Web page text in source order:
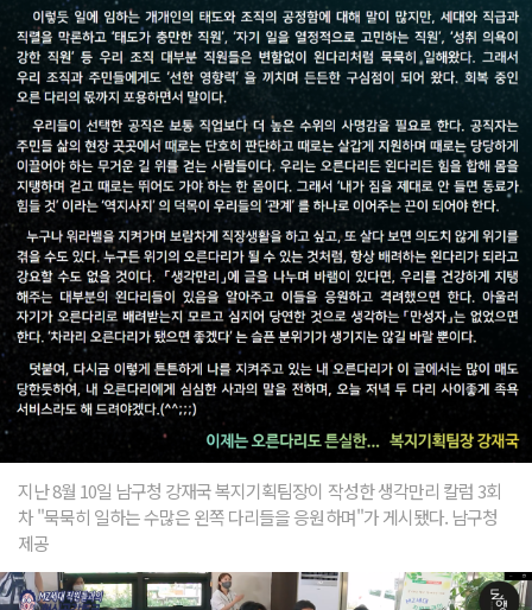
지난 8월 10일 남구청 강재국 복지기획팀장이 작성한 생각만리 칼럼 3회
차 "묵묵히 일하는 수많은 왼쪽 다리들을 응원하며"가 게시됐다. 남구청
제공